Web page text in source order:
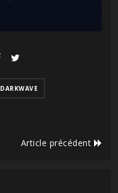
DARKWAVE
Article précédent